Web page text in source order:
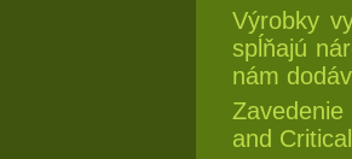
Výrobky
spĺňajú
nám
and